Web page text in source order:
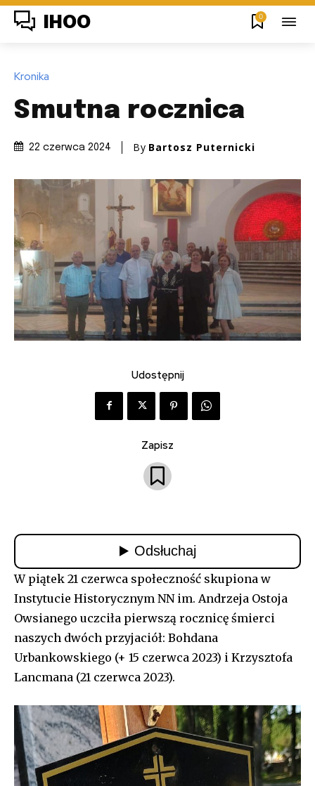
IHOO 0
Kronika
Smutna rocznica
22 czerwca 2024 By Bartosz Puternicki
Udostępnij
Zapisz
W piątek 21 czerwca społeczność skupiona w
Instytucie Historycznym NN im. Andrzeja Ostoja
Owsianego uczciła pierwszą rocznicę śmierci
naszych dwóch przyjaciół: Bohdana
Urbankowskiego (+ 15 czerwca 2023) i Krzysztofa
Lancmana (21 czerwca 2023).